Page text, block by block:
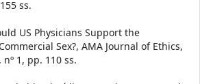
ss.
US Physicians Support the
Sex?, AMA Journal of Ethics,
nº 1, pp. 110 ss.